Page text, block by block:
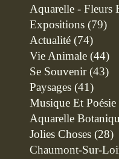
Aquarelle - Fleurs
Expositions (79)
Actualité (74)
Vie Animale (44)
Se Souvenir(43)
Paysages (41)
Musique Et Poésie
Aquarelle
Jolies Choses (28)
Chaumont-Sur-